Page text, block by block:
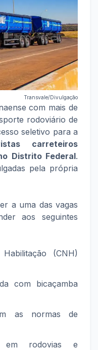
Transvale/Divulgação
com mais de
rodoviário de
seletivo para a
carreteiros
Distrito Federal.
pela própria
a uma das vagas
aos seguintes
(CNH)
com bicaçamba
as normas de
em rodovias e